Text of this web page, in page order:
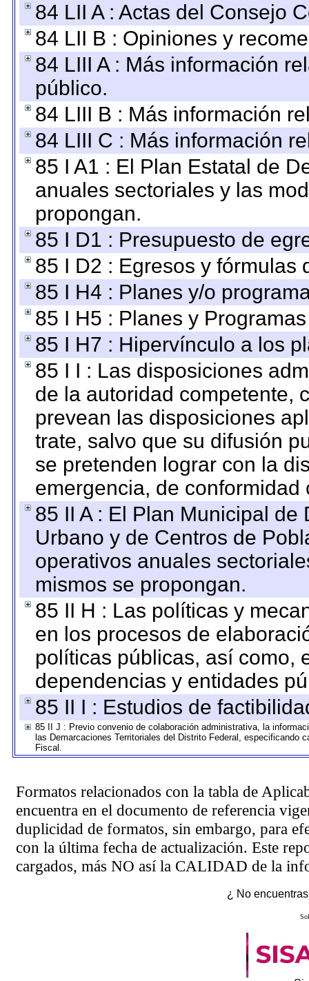
84 LII A : Actas del Consejo
84 LII B : Opiniones y
84 LIII A : Más información
público.
84 LIII B : Más información
84 LIII C : Más información
85 I A1 : El Plan Estatal de
anuales sectoriales y las
propongan.
85 I D1 : Presupuesto de
85 I D2 : Egresos y fórmulas
85 I H4 : Planes y/o
85 I H5 : Planes y
85 I H7 : Hipervínculo a los
85 I I : Las disposiciones
de la autoridad competente,
prevean las disposiciones
trate, salvo que su difusión
se pretenden lograr con la
emergencia, de
85 II A : El Plan Municipal
Urbano y de Centros de
operativos anuales
mismos se propongan.
85 II H : Las políticas y
en los procesos de
políticas públicas, así como,
dependencias y entidades
85 II I : Estudios de
85 II J : Previo convenio de colaboración administrativa, la
las Demarcaciones Territoriales del Distrito Federal, especificando
Fiscal.
Formatos relacionados con la tabla de
encuentra en el documento de referencia
duplicidad de formatos, sin embargo, para
con la última fecha de actualización. Este
cargados, más NO así la CALIDAD de la
¿ No